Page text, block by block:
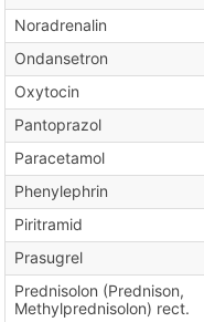
Noradrenalin
Ondansetron
Oxytocin
Pantoprazol
Paracetamol
Phenylephrin
Piritramid
Prasugrel
Prednisolon (Prednison,
Methylprednisolon) rect.